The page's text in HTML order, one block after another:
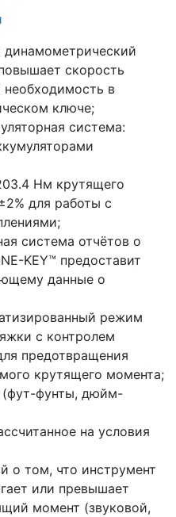
скорость
необходимость в
ключе;
система:
Нм крутящего
для работы с
система отчётов о
KEY™ предоставит
данные о
режим
с контролем
предотвращения
крутящего момента;
фунты, дюйм-
на условия
о том, что инструмент
или превышает
момент (звуковой,